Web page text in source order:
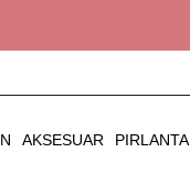
AKSESUAR PIRLANTA